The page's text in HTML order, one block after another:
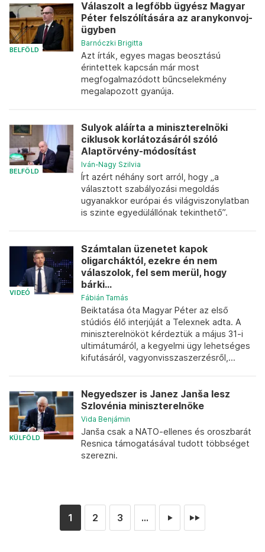
BELFÖLD
Válaszolt a legfőbb ügyész Magyar
Péter felszólítására az aranykonvoj-
ügyben
Barnóczki Brigitta
Azt írták, egyes magas beosztású
érintettek kapcsán már most
megfogalmazódott bűncselekmény
megalapozott gyanúja.
BELFÖLD
Sulyok aláírta a miniszterelnöki
ciklusok korlátozásáról szóló
Alaptörvény-módosítást
Iván-Nagy Szilvia
Írt azért néhány sort arról, hogy „a
választott szabályozási megoldás
ugyanakkor európai és világviszonylatban
is szinte egyedülállónak tekinthető”.
VIDEÓ
Számtalan üzenetet kapok
oligarcháktól, ezekre én nem
válaszolok, fel sem merül, hogy
bárki...
Fábián Tamás
Beiktatása óta Magyar Péter az első
stúdiós élő interjúját a Telexnek adta. A
miniszterelnököt kérdeztük a május 31-i
ultimátumáról, a kegyelmi ügy lehetséges
kifutásáról, vagyonvisszaszerzésről,...
KÜLFÖLD
Negyedszer is Janez Janša lesz
Szlovénia miniszterelnöke
Vida Benjámin
Janša csak a NATO-ellenes és oroszbarát
Resnica támogatásával tudott többséget
szerezni.
1 2 3 ... ► ►►